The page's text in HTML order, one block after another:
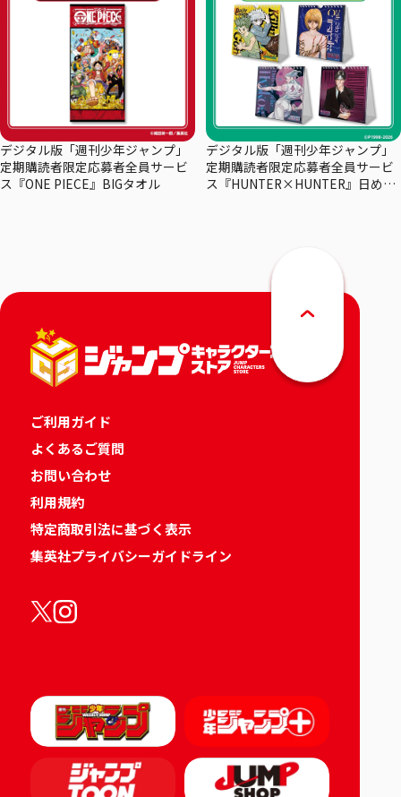
デジタル版「週刊少年ジャンプ」
定期購読者限定応募者全員サービ
ス『ONE PIECE』BIGタオル
デジタル版「週刊少年ジャンプ」
定期購読者限定応募者全員サービ
ス『HUNTER×HUNTER』日めく
ご利用ガイド
よくあるご質問
お問い合わせ
利用規約
特定商取引法に基づく表示
集英社プライバシーガイドライン